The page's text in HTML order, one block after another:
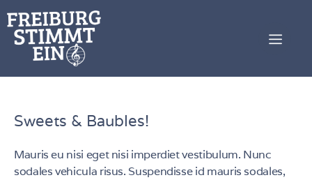
Sweets & Baubles!
Mauris eu nisi eget nisi imperdiet vestibulum. Nunc
sodales vehicula risus. Suspendisse id mauris sodales,